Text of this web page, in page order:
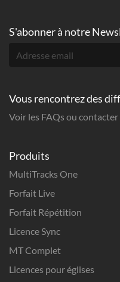
Produits
MultiTracks One
Forfait Live
Forfait Répétition
Licence Sync
MT Complet
Licences pour églises
S'abonner à notre
Vous rencontrez des
Voir les FAQs ou